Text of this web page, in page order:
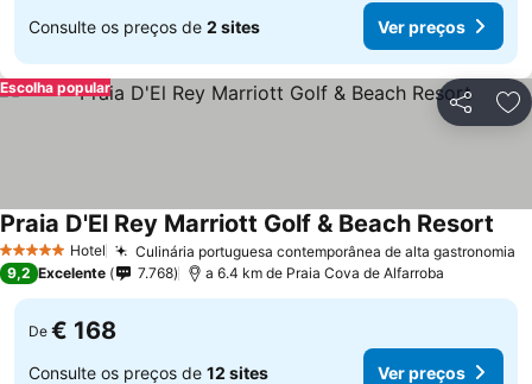
Consulte os preços de 2 sites Ver preços
Partilhar
Escolha popular
5 Estrelas Hotel Culinária portuguesa contemporânea de alta gastronomia
Praia D'El Rey Marriott Golf & Beach Resort
9,2 Excelente 7.768 a 6.4 km de Praia Cova de Alfarroba
De € 168
Consulte os preços de 12 sites Ver preços